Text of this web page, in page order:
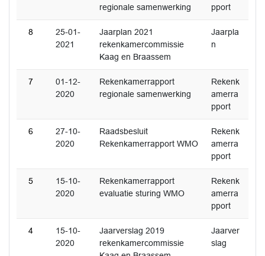
regionale samenwerking
pport
8
25-01-
2021
Jaarplan 2021
rekenkamercommissie
Kaag en Braassem
Jaarpla
n
7
01-12-
2020
Rekenkamerrapport
regionale samenwerking
Rekenk
amerra
pport
6
27-10-
2020
Raadsbesluit
Rekenkamerrapport WMO
Rekenk
amerra
pport
5
15-10-
2020
Rekenkamerrapport
evaluatie sturing WMO
Rekenk
amerra
pport
4
15-10-
2020
Jaarverslag 2019
rekenkamercommissie
Jaarver
slag